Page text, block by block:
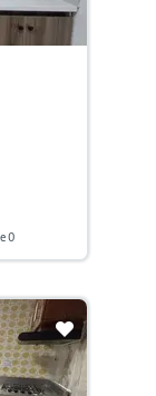
0